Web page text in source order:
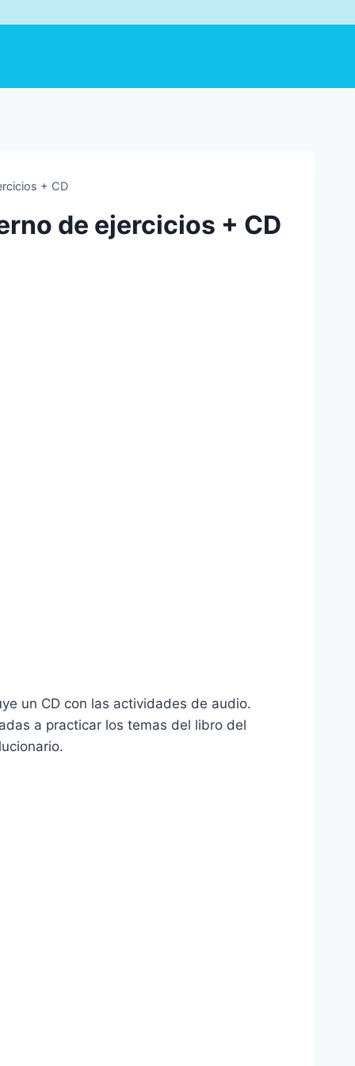
+ CD
de ejercicios + CD
un CD con las actividades de audio.
a practicar los temas del libro del